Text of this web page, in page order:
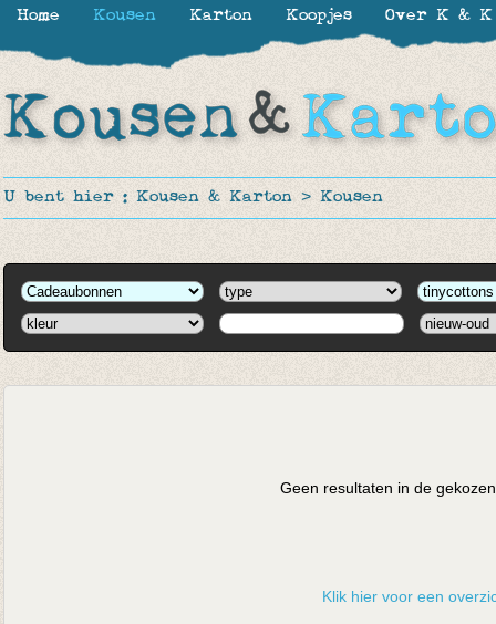
U bent hier : Kousen & Karton > Kousen
Geen resultaten in de
Klik hier voor een
Home Kousen Karton Koopjes Over K & K